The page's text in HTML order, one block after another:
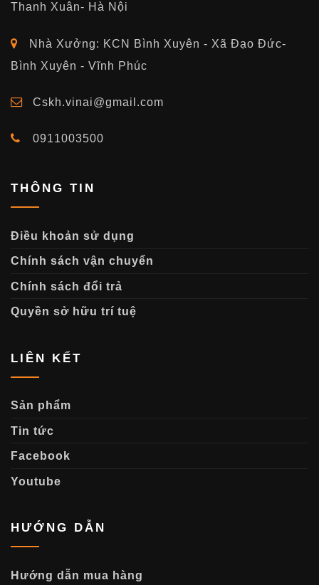
Thanh Xuân- Hà Nội
Nhà Xưởng: KCN Bình Xuyên - Xã Đạo Đức-
Bình Xuyên - Vĩnh Phúc
Cskh.vinai@gmail.com
0911003500
THÔNG TIN
Điều khoản sử dụng
Chính sách vận chuyển
Chính sách đổi trả
Quyền sở hữu trí tuệ
LIÊN KẾT
Sản phẩm
Tin tức
Facebook
Youtube
HƯỚNG DẪN
Hướng dẫn mua hàng